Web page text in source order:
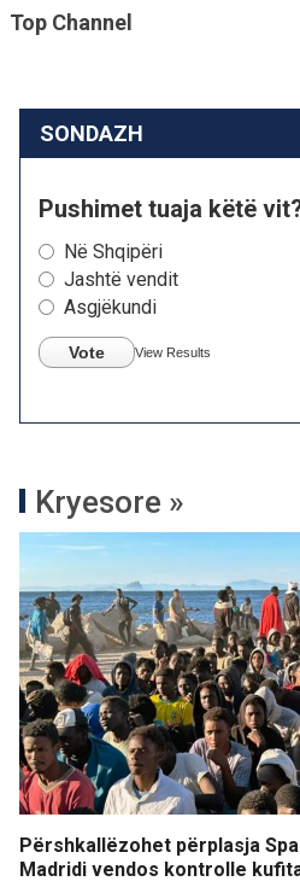
Top Channel
SONDAZH
Pushimet tuaja këtë
Në Shqipëri
Jashtë vendit
Asgjëkundi
Vote View Results
Kryesore »
Përshkallëzohet përplasja
Madridi vendos kontrolle